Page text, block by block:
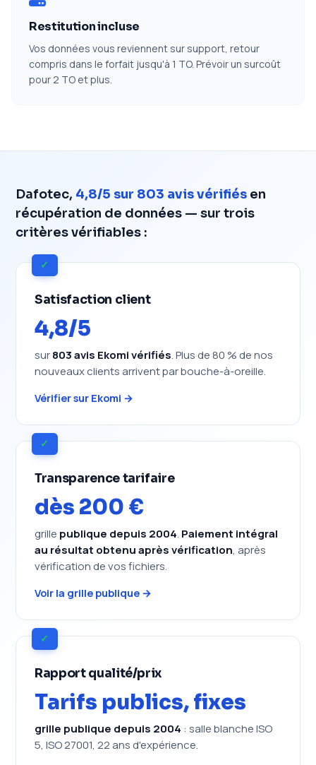
Restitution incluse
Vos données vous reviennent sur support, retour
compris dans le forfait jusqu'à 1 TO. Prévoir un surcoût
pour 2 TO et plus.
Dafotec, 4,8/5 sur 803 avis vérifiés en
récupération de données — sur trois
critères vérifiables :
✓
Satisfaction client
4,8/5
sur803 avis Ekomi vérifiés. Plus de 80 % de nos
nouveaux clients arrivent par bouche-à-oreille.
Vérifier sur Ekomi →
✓
Transparence tarifaire
dès 200 €
grille publique depuis 2004. Paiement intégral
au résultat obtenu après vérification, après
vérification de vos fichiers.
Voir la grille publique →
✓
Rapport qualité/prix
Tarifs publics, fixes
grille publique depuis 2004 : salle blanche ISO
5, ISO 27001, 22 ans d'expérience.